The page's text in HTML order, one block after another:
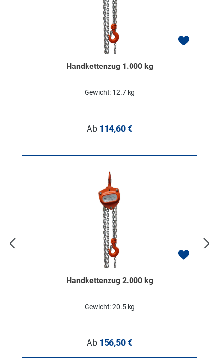
Handkettenzug 1.000 kg
Gewicht: 12.7 kg
Regulärer Preis:
Ab 114,60 €
Handkettenzug 2.000 kg
Gewicht: 20.5 kg
Regulärer Preis:
Ab 156,50 €